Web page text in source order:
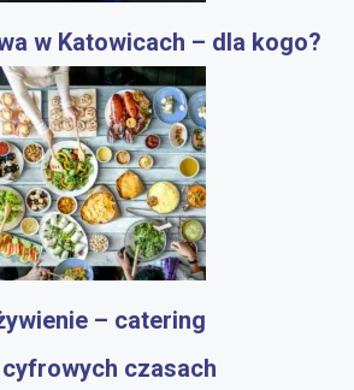
w Katowicach – dla kogo?
– catering
czasach